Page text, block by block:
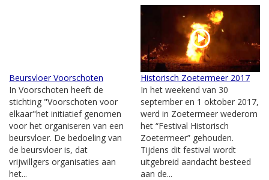
Beursvloer Voorschoten
In Voorschoten heeft de
stichting "Voorschoten voor
elkaar"het initiatief genomen
voor het organiseren van een
beursvloer. De bedoeling van
de beursvloer is, dat
vrijwillgers organisaties aan
het...
Historisch Zoetermeer 2017
In het weekend van 30
september en 1 oktober 2017,
werd in Zoetermeer wederom
het “Festival Historisch
Zoetermeer” gehouden.
Tijdens dit festival wordt
uitgebreid aandacht besteed
aan de...